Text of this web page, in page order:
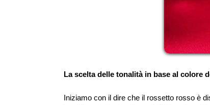
La scelta delle tonalità in base al colore
Iniziamo con il dire che il rossetto rosso è